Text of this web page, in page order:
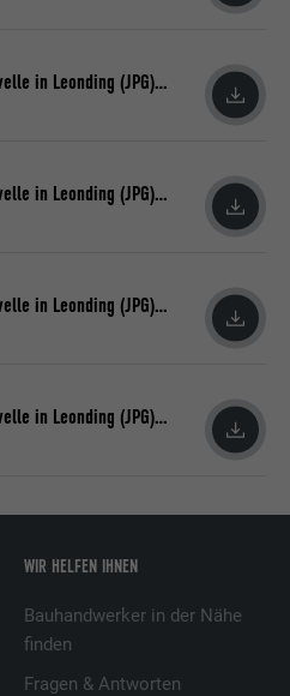
Haus mit PREFA Profilwelle in Leonding (JPG) © Croce & Wir
Haus mit PREFA Profilwelle in Leonding (JPG) © Croce & Wir
Haus mit PREFA Profilwelle in Leonding (JPG) © Croce & Wir
Haus mit PREFA Profilwelle in Leonding (JPG) © Croce & Wir
WIR HELFEN IHNEN
Bauhandwerker in der Nähe
finden
Fragen & Antworten
gesetzt, um zu prüfen, ob
einer Webseite.
vom Social-Networking-Dienst
die Verfolgung der
von eingebetteten